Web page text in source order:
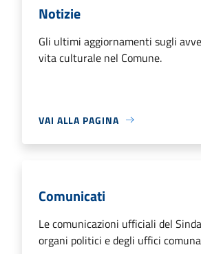
Notizie
Gli ultimi aggiornamenti sugli
vita culturale nel Comune.
VAI ALLA PAGINA
Comunicati
Le comunicazioni ufficiali del
organi politici e degli uffici